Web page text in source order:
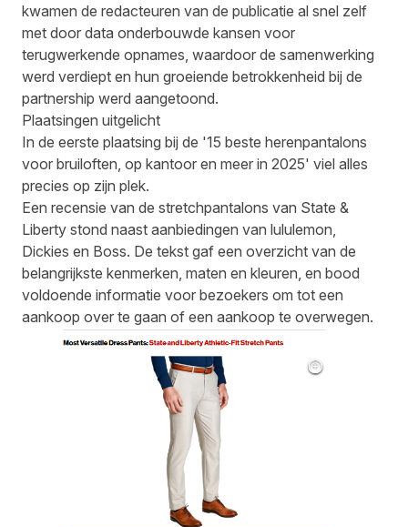
kwamen de redacteuren van de publicatie al snel zelf
met door data onderbouwde kansen voor
terugwerkende opnames, waardoor de samenwerking
werd verdiept en hun groeiende betrokkenheid bij de
partnership werd aangetoond.
Plaatsingen uitgelicht
In de eerste plaatsing bij de '15 beste herenpantalons
voor bruiloften, op kantoor en meer in 2025' viel alles
precies op zijn plek.
Een recensie van de stretchpantalons van State &
Liberty stond naast aanbiedingen van lululemon,
Dickies en Boss. De tekst gaf een overzicht van de
belangrijkste kenmerken, maten en kleuren, en bood
voldoende informatie voor bezoekers om tot een
aankoop over te gaan of een aankoop te overwegen.